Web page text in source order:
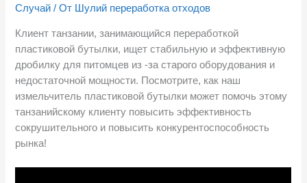
Случай / От Шулий переработка отходов
Клиент танзании, занимающийся переработкой
пластиковой бутылки, ищет стабильную и эффективную
дробилку для питомцев из -за старого оборудования и
недостаточной мощности. Посмотрите, как наш
измельчитель пластиковой бутылки может помочь этому
танзанийскому клиенту повысить эффективность
сокрушительного и повысить конкурентоспособность
рынка!